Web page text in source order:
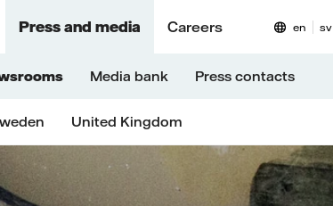
Press and media Careers
Media bank Press contacts
United Kingdom
en sv